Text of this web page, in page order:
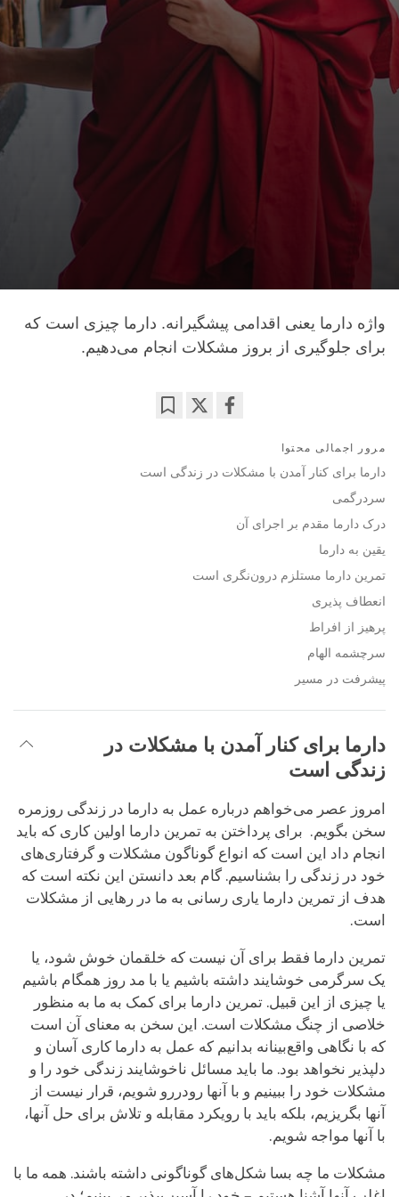
واژه دارما یعنی اقدامی پیشگیرانه. دارما چیزی است که
برای جلوگیری از بروز مشکلات انجام می‌دهیم.
facebook
مرور اجمالی محتوا
دارما برای کنار آمدن با مشکلات در زندگی است
سردرگمی
درک دارما مقدم بر اجرای آن
یقین به دارما
تمرین دارما مستلزم درون‌نگری است
انعطاف پذیری
پرهیز از افراط
سرچشمه الهام
پیشرفت در مسیر
دارما برای کنار آمدن با مشکلات در
زندگی است
امروز عصر می‌خواهم درباره عمل به دارما در زندگی روزمره
سخن بگویم. برای پرداختن به تمرین دارما اولین کاری که باید
انجام داد این است که انواع گوناگون مشکلات و گرفتاری‌های
خود در زندگی را بشناسیم. گام بعد دانستن این نکته است که
هدف از تمرین دارما یاری رسانی به ما در رهایی از مشکلات
است.
تمرین دارما فقط برای آن نیست که خلقمان خوش شود، یا
یک سرگرمی خوشایند داشته باشیم یا با مد روز همگام باشیم
یا چیزی از این قبیل. تمرین دارما برای کمک به ما به منظور
خلاصی از چنگ مشکلات است. این سخن به معنای آن است
که با نگاهی واقع‌بینانه بدانیم که عمل به دارما کاری آسان و
دلپذیر نخواهد بود. ما باید مسائل ناخوشایند زندگی خود را و
مشکلات خود را ببینیم و با آنها رودررو شویم، قرار نیست از
آنها بگریزیم، بلکه باید با رویکرد مقابله و تلاش برای حل آنها،
با آنها مواجه شویم.
مشکلات ما چه بسا شکل‌های گوناگونی داشته باشند. همه ما با